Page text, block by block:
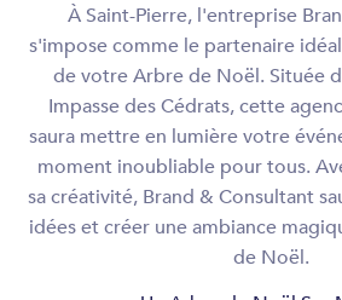
À Saint-Pierre, l'entreprise
s'impose comme le partenaire
de votre Arbre de Noël. Située
Impasse des Cédrats, cette
saura mettre en lumière votre
moment inoubliable pour tous.
sa créativité, Brand & Consultant
idées et créer une ambiance
de Noël.